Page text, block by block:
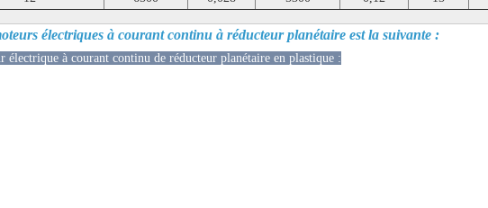
électriques à courant continu à réducteur planétaire est la suivante :
à courant continu de réducteur planétaire en plastique :